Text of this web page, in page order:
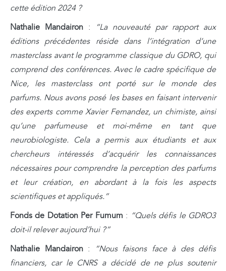
cette édition 2024 ?
Nathalie Mandairon :
“La nouveauté par rapport aux
éditions précédentes réside dans l’intégration d’une
masterclass avant le programme classique du GDRO, qui
comprend des conférences. Avec le cadre spécifique de
Nice, les masterclass ont porté sur le monde des
parfums. Nous avons posé les bases en faisant intervenir
des experts comme Xavier Fernandez, un chimiste, ainsi
qu’une parfumeuse et moi-même en tant que
neurobiologiste. Cela a permis aux étudiants et aux
chercheurs intéressés d’acquérir les connaissances
nécessaires pour comprendre la perception des parfums
et leur création, en abordant à la fois les aspects
scientifiques et appliqués.”
Fonds de Dotation Per Fumum : “Quels défis le GDRO3
doit-il relever aujourd’hui ?”
Nathalie Mandairon:
“Nous faisons face à des défis
financiers, car le CNRS a décidé de ne plus soutenir